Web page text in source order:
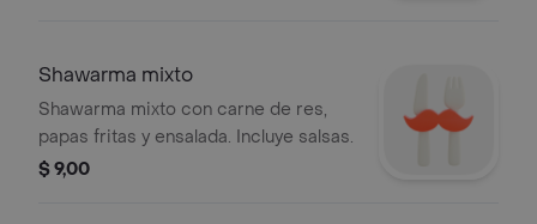
Shawarma mixto
Shawarma mixto con carne de res,
papas fritas y ensalada. Incluye salsas.
$ 9,00